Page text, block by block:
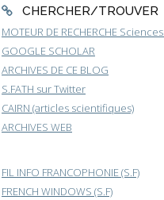
CHERCHER/TROUVER
MOTEUR DE RECHERCHE
GOOGLE SCHOLAR
ARCHIVES DE CE BLOG
S.FATH sur Twitter
CAIRN (articles scientifiques)
ARCHIVES WEB
FIL INFO FRANCOPHONIE (S.F)
FRENCH WINDOWS (S.F)